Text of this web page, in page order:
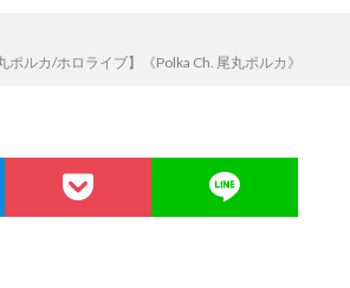
ルカ/ホロライブ】《Polka Ch. 尾丸ポルカ》